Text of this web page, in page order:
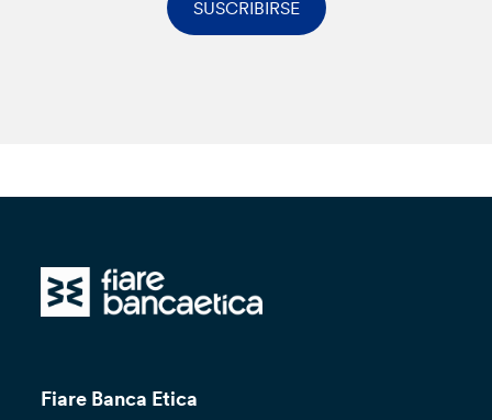
SUSCRIBIRSE
Fiare Banca Etica